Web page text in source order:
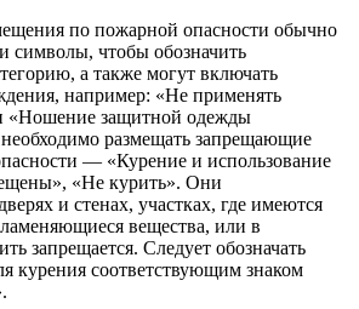
по пожарной опасности обычно
символы, чтобы обозначить
а также могут включать
например: «Не применять
«Ношение защитной одежды
размещать запрещающие
— «Курение и использование
«Не курить». Они
и стенах, участках, где имеются
вещества, или в
запрещается. Следует обозначать
курения соответствующим знаком